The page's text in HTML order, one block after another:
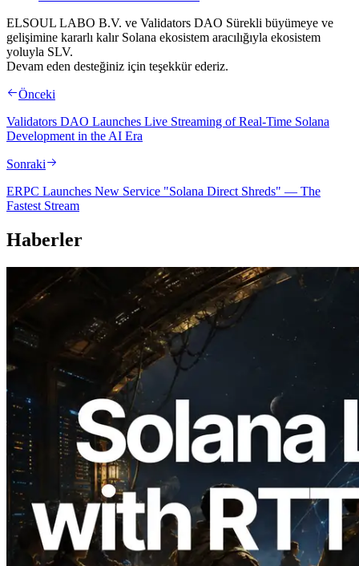
ELSOUL LABO B.V. ve Validators DAO Sürekli büyümeye ve
gelişimine kararlı kalır Solana ekosistem aracılığıyla ekosistem
yoluyla SLV.
Devam eden desteğiniz için teşekkür ederiz.
Önceki
Validators DAO Launches Live Streaming of Real-Time Solana
Development in the AI Era
Sonraki
ERPC Launches New Service "Solana Direct Shreds" — The
Fastest Stream
Haberler
2026.08.05
ERPC, Solana Leader Slot API'yi 7
küresel bölgeden ping ölçümüyle
genişletti — Validators Information API
de yayında